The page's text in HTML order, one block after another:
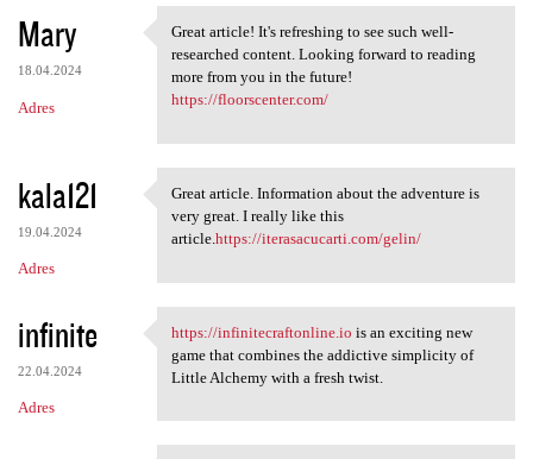
K
o
m
e
t
a
r
e
Mary
18.04.2024
Adres
Great article! It's
Great article! It's refreshing to see such well-
researched content. Looking forward to reading
more from you in the future!
https://floorscenter.com/
kala121
19.04.2024
Adres
Great article. Information
Great article. Information about the adventure is
very great. I really like this
article.https://iterasacucarti.com/gelin/
infinite
22.04.2024
Adres
https://infinitecraftonline
https://infinitecraftonline.io is an exciting new
game that combines the addictive simplicity of
Little Alchemy with a fresh twist.